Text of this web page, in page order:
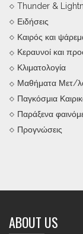
Thunder &
Ειδήσεις
Καιρός και
Κεραυνοί και
Κλιματολογία
Μαθήματα Μετ/
Παγκόσμια
Παράξενα
Προγνώσεις
ABOUT US